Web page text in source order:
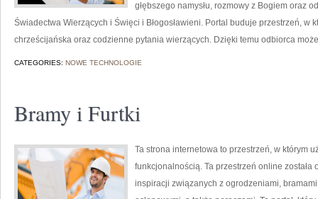
głębszego namysłu, rozmowy z Bogiem oraz
Świadectwa Wierzących i Święci i Błogosławieni. Portal buduje przestrzeń, w
chrześcijańska oraz codzienne pytania wierzących. Dzięki temu odbiorca
CATEGORIES: NOWE TECHNOLOGIE
Bramy i Furtki
Ta strona internetowa to przestrzeń, w którym
funkcjonalnością. Ta przestrzeń online
inspiracji związanych z ogrodzeniami,